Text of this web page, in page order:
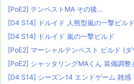
[PoE2] テンペストMA その後…
[D4 S14] ドルイド 人熊型嵐の一撃ビルド
[D4 S14] ドルイド 嵐の一撃ビルド
[PoE2] マーシャルテンペスト ビルド (
[PoE2] シャッタリングMAくん 装備調整
[D4 S14] シーズン14 エンドゲーム 雑感